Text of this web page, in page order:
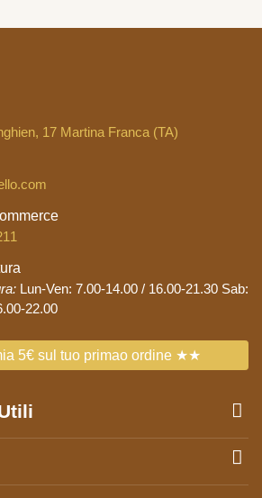
17 Martina Franca (TA)
Lun-Ven: 7.00-14.00 / 16.00-21.30 Sab:
22.00
5€ sul tuo primao ordine ★★